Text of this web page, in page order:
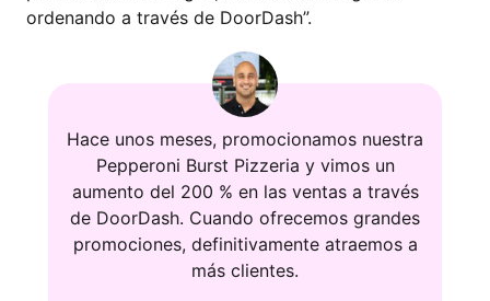
ordenando a través de DoorDash”.
Hace unos meses, promocionamos nuestra
Pepperoni Burst Pizzeria y vimos un
aumento del 200 % en las ventas a través
de DoorDash. Cuando ofrecemos grandes
promociones, definitivamente atraemos a
más clientes.